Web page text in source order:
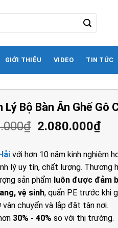
GIỚI THIỆU VIDEO TIN TỨC
Lý Bộ Bàn Ăn Ghế Gỗ
₫ Giá
là:
2.900.000₫.
2.080.000₫Giá
tại
là:
với hơn 10 năm kinh nghiệm
lý uy tín, chất lượng. Thương
sản phẩm luôn được đảm
vệ sinh, quấn PE trước khi
vận chuyển và lắp đặt tận nơi.
30% - 40% so với thị trường.